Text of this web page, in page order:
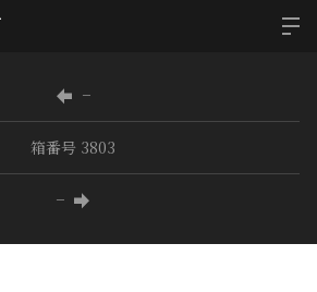
−
箱番号 3803
−